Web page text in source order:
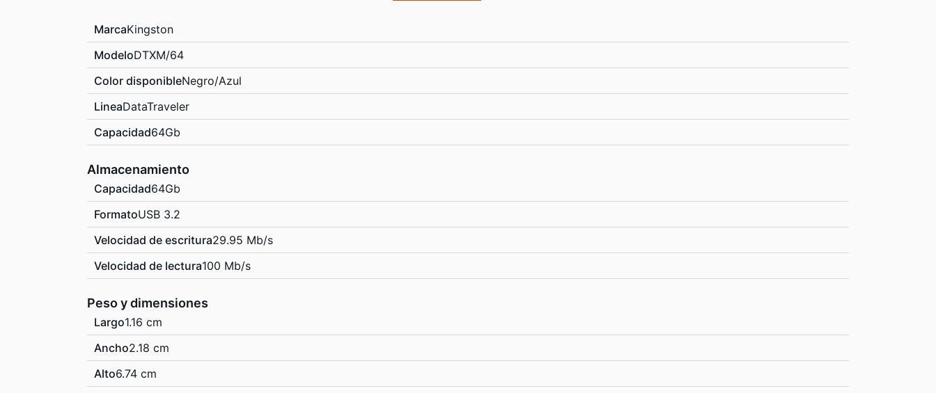
MarcaKingston
ModeloDTXM/64
Color disponibleNegro/Azul
LineaDataTraveler
Capacidad64Gb
Almacenamiento
Capacidad64Gb
FormatoUSB 3.2
Velocidad de escritura29.95 Mb/s
Velocidad de lectura100 Mb/s
Peso y dimensiones
Largo1.16 cm
Ancho2.18 cm
Alto6.74 cm